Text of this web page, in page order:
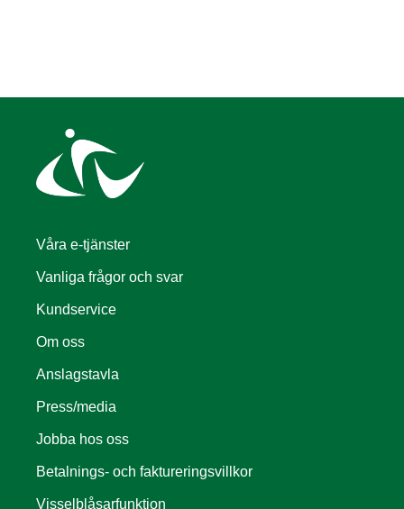
Våra e-tjänster
Vanliga frågor och svar
Kundservice
Om oss
Anslagstavla
Press/media
Jobba hos oss
Betalnings- och faktureringsvillkor
Visselblåsarfunktion